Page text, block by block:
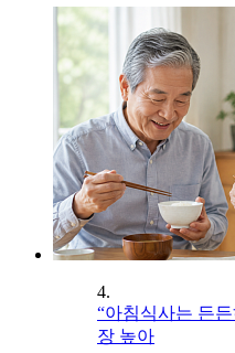
4.
“아침식사는 든
장 높아